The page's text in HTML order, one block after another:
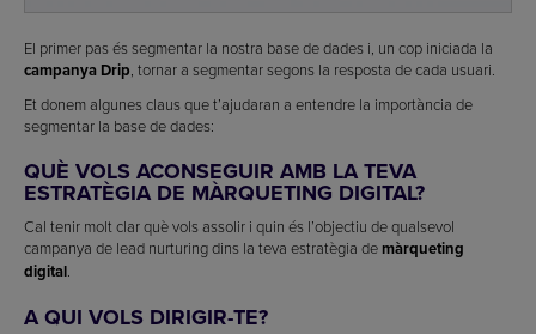
El primer pas és segmentar la nostra base de dades i, un cop iniciada la
campanya Drip, tornar a segmentar segons la resposta de cada usuari.
Et donem algunes claus que t’ajudaran a entendre la importància de
segmentar la base de dades:
QUÈ VOLS ACONSEGUIR AMB LA TEVA
ESTRATÈGIA DE MÀRQUETING DIGITAL?
Cal tenir molt clar què vols assolir i quin és l’objectiu de qualsevol
campanya de lead nurturing dins la teva estratègia de màrqueting
digital.
A QUI VOLS DIRIGIR-TE?